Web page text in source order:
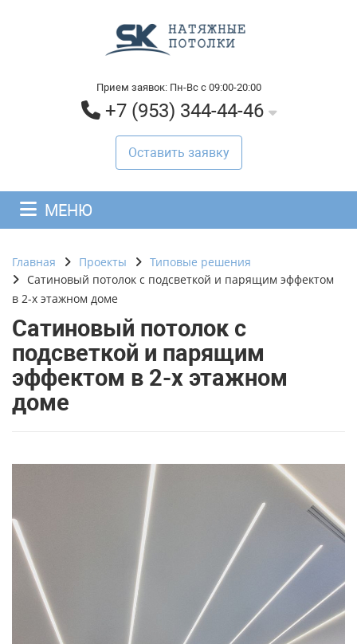
Прием заявок: Пн-Вс с 09:00-20:00
+7 (953) 344-44-46
Оставить заявку
МЕНЮ
Главная Проекты
Типовые решения
Сатиновый потолок с подсветкой и парящим эффектом
в 2-х этажном доме
Сатиновый потолок с
подсветкой и парящим
эффектом в 2-х этажном
доме